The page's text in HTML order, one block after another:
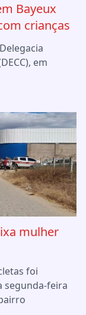
Bayeux
crianças
em
mulher
foi
segunda-feira